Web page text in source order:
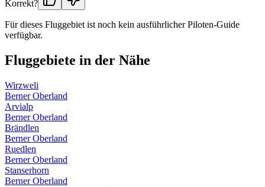
Korrekt?
Für dieses Fluggebiet ist noch kein ausführlicher Piloten-Guide
verfügbar.
Fluggebiete in der Nähe
Wirzweli
Berner Oberland
Arvialp
Berner Oberland
Brändlen
Berner Oberland
Ruedlen
Berner Oberland
Stanserhorn
Berner Oberland